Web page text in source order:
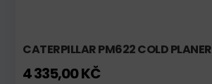
CATERPILLAR PM622 COLD PLANER
4 335,00 KČ